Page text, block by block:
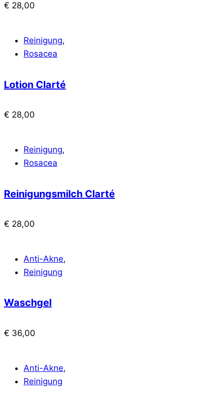
€ 28,00
Reinigung,
Rosacea
Lotion Clarté
€ 28,00
Reinigung,
Rosacea
Reinigungsmilch Clarté
€ 28,00
Anti-Akne,
Reinigung
Waschgel
€ 36,00
Anti-Akne,
Reinigung